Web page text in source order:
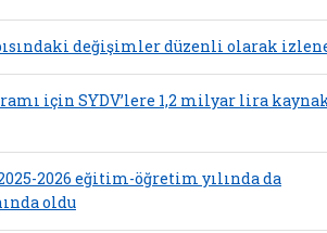
değişimler düzenli olarak
için SYDV’lere 1,2 milyar lira
2026 eğitim-öğretim yılında da
oldu